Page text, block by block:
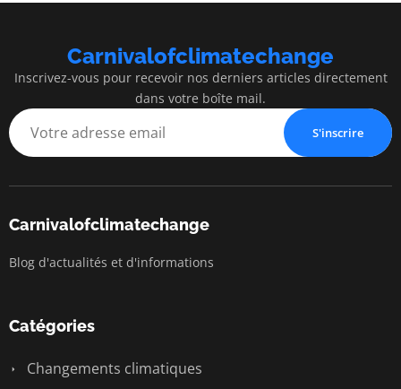
Carnivalofclimatechange
Inscrivez-vous pour recevoir nos derniers articles directement
dans votre boîte mail.
S'inscrire
Carnivalofclimatechange
Blog d'actualités et d'informations
Catégories
Changements climatiques